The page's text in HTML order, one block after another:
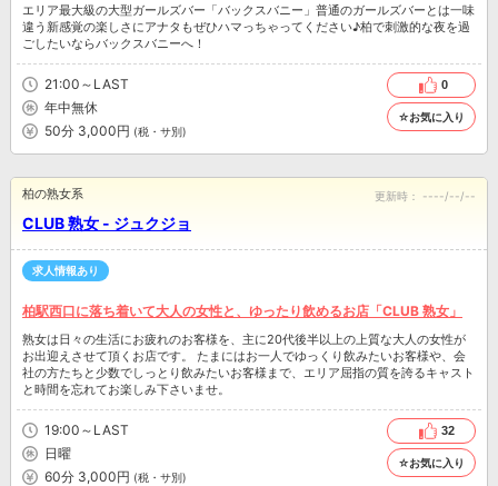
エリア最大級の大型ガールズバー「バックスバニー」普通のガールズバーとは一味
違う新感覚の楽しさにアナタもぜひハマっちゃってください♪柏で刺激的な夜を過
ごしたいならバックスバニーへ！
21:00～LAST
年中無休
50分 3,000円 (税・サ別)
0
☆お気に入り
CLUB 熟女 - ジュクジョ
柏の熟女系 更新時： ----/--/--
求人情報あり
柏駅西口に落ち着いて大人の女性と、ゆったり飲めるお店「CLUB 熟女」
熟女は日々の生活にお疲れのお客様を、主に20代後半以上の上質な大人の女性が
お出迎えさせて頂くお店です。 たまにはお一人でゆっくり飲みたいお客様や、会
社の方たちと少数でしっとり飲みたいお客様まで、エリア屈指の質を誇るキャスト
と時間を忘れてお楽しみ下さいませ。
19:00～LAST
日曜
60分 3,000円 (税・サ別)
32
☆お気に入り